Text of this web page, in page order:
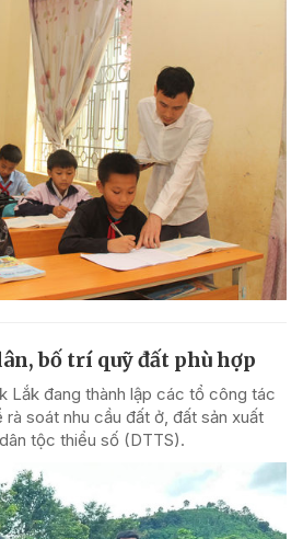
bố trí quỹ đất phù hợp
Lắk đang thành lập các tổ công tác
soát nhu cầu đất ở, đất sản xuất
tộc thiểu số (DTTS).